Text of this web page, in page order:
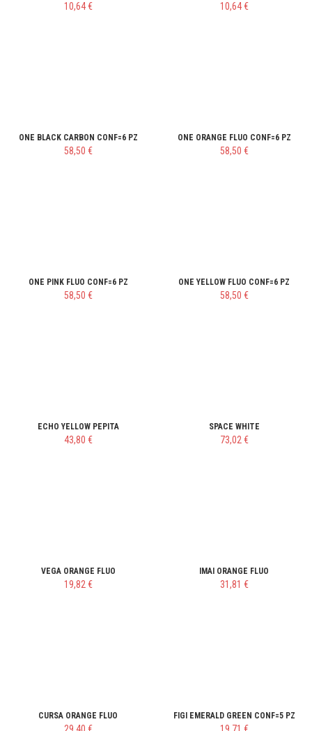
10,64 € 10,64 €
ONE BLACK CARBON CONF=6 PZ
58,50 €
ONE ORANGE FLUO CONF=6 PZ
58,50 €
ONE PINK FLUO CONF=6 PZ
58,50 €
ONE YELLOW FLUO CONF=6 PZ
58,50 €
ECHO YELLOW PEPITA
43,80 €
SPACE WHITE
73,02 €
VEGA ORANGE FLUO
19,82 €
IMAI ORANGE FLUO
31,81 €
CURSA ORANGE FLUO FIGI EMERALD GREEN CONF=5 PZ